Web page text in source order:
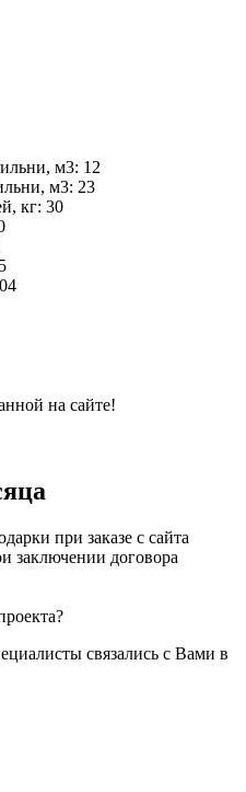
м3: 12
м3: 23
кг: 30
на сайте!
при заказе с сайта
заключении договора
связались с Вами в